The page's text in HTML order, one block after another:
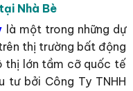
Nhà Bè
là một trong những dự
thị trường bất động
thị lớn tầm cỡ quốc tế
tư bởi Công Ty TNHH